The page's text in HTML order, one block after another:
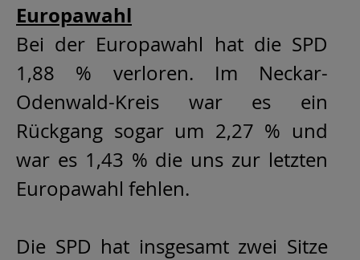
Europawahl
Bei der Europawahl hat die SPD
1,88 % verloren. Im Neckar-
Odenwald-Kreis war es ein
Rückgang sogar um 2,27 % und
war es 1,43 % die uns zur letzten
Europawahl fehlen.
Die SPD hat insgesamt zwei Sitze